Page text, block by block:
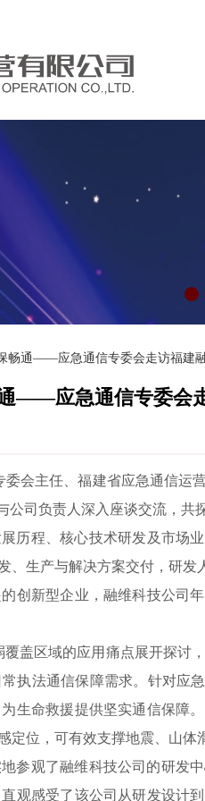
畅通——应急通信专委会走访福建
——应急通信专委会
会主任、福建省应急通信运
司负责人深入座谈交流，共
历程、核心技术研发及市场
生产与解决方案交付，研发
创新型企业，融维科技公司
盖区域的应用痛点展开探讨
执法通信保障需求。针对应
生命救援提供坚实通信保障
位，可有效支撑地震、山体
参观了融维科技公司的研发
观感受了该公司从研发设计